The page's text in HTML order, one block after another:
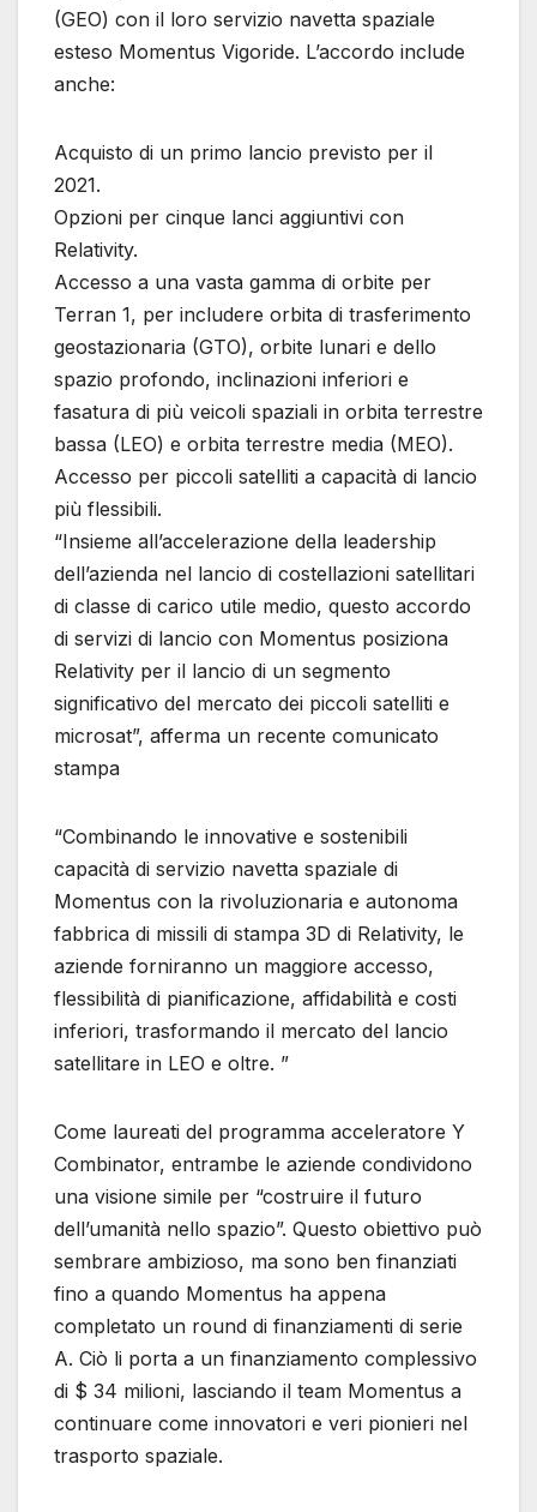
(GEO) con il loro servizio navetta spaziale
esteso Momentus Vigoride. L’accordo include
anche:
Acquisto di un primo lancio previsto per il
2021.
Opzioni per cinque lanci aggiuntivi con
Relativity.
Accesso a una vasta gamma di orbite per
Terran 1, per includere orbita di trasferimento
geostazionaria (GTO), orbite lunari e dello
spazio profondo, inclinazioni inferiori e
fasatura di più veicoli spaziali in orbita terrestre
bassa (LEO) e orbita terrestre media (MEO).
Accesso per piccoli satelliti a capacità di lancio
più flessibili.
“Insieme all’accelerazione della leadership
dell’azienda nel lancio di costellazioni satellitari
di classe di carico utile medio, questo accordo
di servizi di lancio con Momentus posiziona
Relativity per il lancio di un segmento
significativo del mercato dei piccoli satelliti e
microsat”, afferma un recente comunicato
stampa
“Combinando le innovative e sostenibili
capacità di servizio navetta spaziale di
Momentus con la rivoluzionaria e autonoma
fabbrica di missili di stampa 3D di Relativity, le
aziende forniranno un maggiore accesso,
flessibilità di pianificazione, affidabilità e costi
inferiori, trasformando il mercato del lancio
satellitare in LEO e oltre. ”
Come laureati del programma acceleratore Y
Combinator, entrambe le aziende condividono
una visione simile per “costruire il futuro
dell’umanità nello spazio”. Questo obiettivo può
sembrare ambizioso, ma sono ben finanziati
fino a quando Momentus ha appena
completato un round di finanziamenti di serie
A. Ciò li porta a un finanziamento complessivo
di $ 34 milioni, lasciando il team Momentus a
continuare come innovatori e veri pionieri nel
trasporto spaziale.